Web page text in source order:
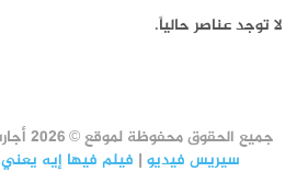
لا توجد عناصر حالياً.
جميع الحقوق محفوظة لموقع © 2026 أجارس للصحة
سيريس فيديو | فيلم فيها إيه يعني